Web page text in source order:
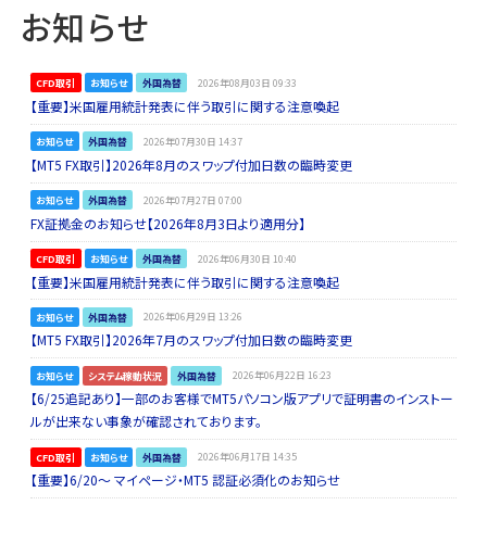
お知らせ
CFD取引 お知らせ 外国為替 2026年08月03日 09:33
【重要】米国雇用統計発表に伴う取引に関する注意喚起
お知らせ 外国為替 2026年07月30日 14:37
【MT5 FX取引】2026年8月のスワップ付加日数の臨時変更
お知らせ 外国為替 2026年07月27日 07:00
FX証拠金のお知らせ【2026年8月3日より適用分】
CFD取引 お知らせ 外国為替 2026年06月30日 10:40
【重要】米国雇用統計発表に伴う取引に関する注意喚起
お知らせ 外国為替 2026年06月29日 13:26
【MT5 FX取引】2026年7月のスワップ付加日数の臨時変更
お知らせ システム稼動状況 外国為替 2026年06月22日 16:23
【6/25追記あり】一部のお客様でMT5パソコン版アプリで証明書のインストー
ルが出来ない事象が確認されております。
CFD取引 お知らせ 外国為替 2026年06月17日 14:35
【重要】6/20～ マイページ・MT5 認証必須化のお知らせ